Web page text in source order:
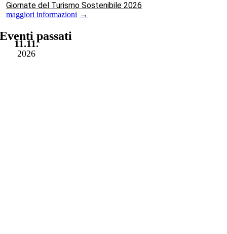
Giornate del Turismo Sostenibile 2026
maggiori informazioni
11.11.
2026
Eventi passati